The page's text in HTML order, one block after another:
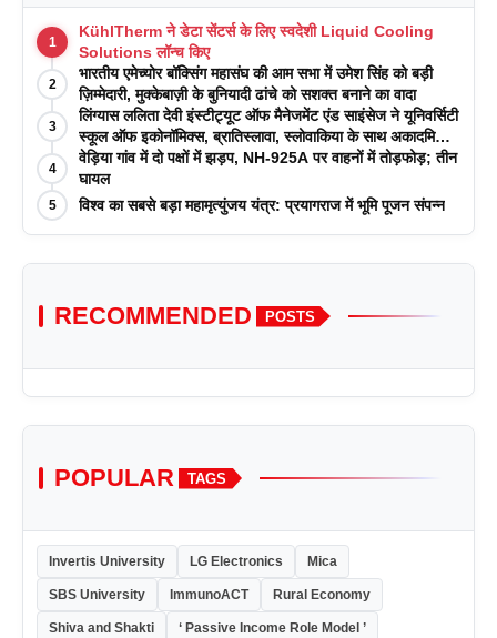
1
KühlTherm ने डेटा सेंटर्स के लिए स्वदेशी Liquid Cooling
Solutions लॉन्च किए
2
भारतीय एमेच्योर बॉक्सिंग महासंघ की आम सभा में उमेश सिंह को बड़ी
ज़िम्मेदारी, मुक्केबाज़ी के बुनियादी ढांचे को सशक्त बनाने का वादा
3
लिंग्यास ललिता देवी इंस्टीट्यूट ऑफ मैनेजमेंट एंड साइंसेज ने यूनिवर्सिटी
स्कूल ऑफ इकोनॉमिक्स, ब्रातिस्लावा, स्लोवाकिया के साथ अकादमिक
पत्रिकाओं में प्रकाशन रणनीतियों पर एक दिवसीय कार्यशाला का
आयोजन किया
4
वेड़िया गांव में दो पक्षों में झड़प, NH-925A पर वाहनों में तोड़फोड़; तीन
घायल
5 विश्व का सबसे बड़ा महामृत्युंजय यंत्र: प्रयागराज में भूमि पूजन संपन्न
RECOMMENDED POSTS
POPULAR TAGS
Invertis University LG Electronics Mica
SBS University ImmunoACT Rural Economy
Shiva and Shakti ‘ Passive Income Role Model ’